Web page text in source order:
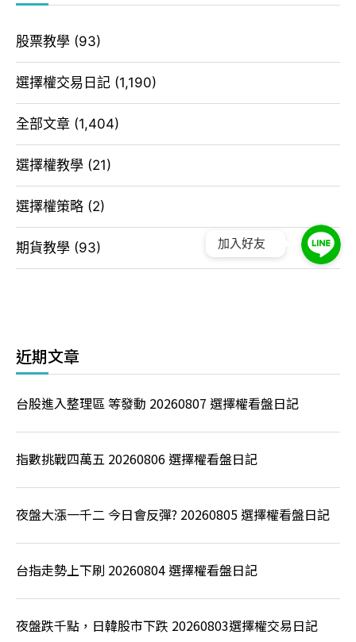
股票教學 (93)
選擇權交易日記 (1,190)
全部文章 (1,404)
選擇權教學 (21)
選擇權策略 (2)
期貨教學 (93)
近期文章
台股進入整理區 等發動 20260807 選擇權看盤日記
指數挑戰四萬五 20260806 選擇權看盤日記
夜盤大漲一千二 今日會反彈? 20260805 選擇權看盤日記
台指走勢上下刷 20260804 選擇權看盤日記
夜盤跌千點，日韓股市下跌 20260803選擇權交易日記
加入好友